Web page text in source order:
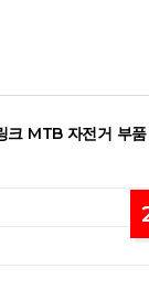
크 MTB 자전거 부품